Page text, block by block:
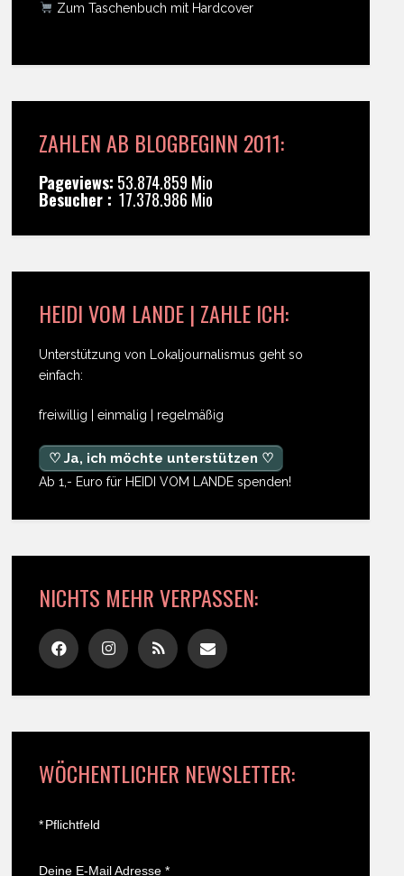
Zum Taschenbuch mit Hardcover
ZAHLEN AB BLOGBEGINN 2011:
Pageviews: 53.874.859 Mio
Besucher : 17.378.986 Mio
HEIDI VOM LANDE | ZAHLE ICH:
Unterstützung von Lokaljournalismus geht so
einfach:
freiwillig | einmalig | regelmäßig
♡ Ja, ich möchte unterstützen ♡
Ab 1,- Euro für HEIDI VOM LANDE spenden!
NICHTS MEHR VERPASSEN:
WÖCHENTLICHER NEWSLETTER:
*Pflichtfeld
Deine E-Mail Adresse *